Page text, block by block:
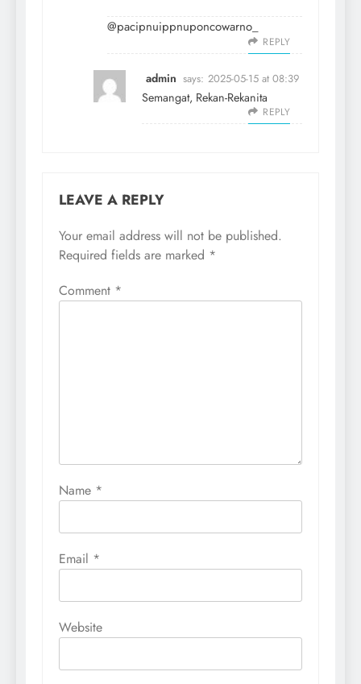
@pacipnuippnuponcowarno_
REPLY
admin says: 2025-05-15 at 08:39
Semangat, Rekan-Rekanita
REPLY
LEAVE A REPLY
Your email address will not be published.
Required fields are marked *
Comment *
Name *
Email *
Website